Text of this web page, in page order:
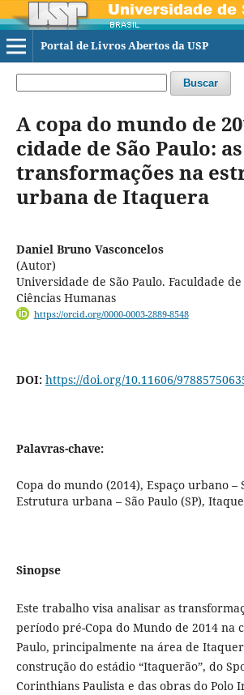
Portal de Livros Abertos da USP
Buscar
A copa do mundo de
cidade de São Paulo: as
transformações na
urbana de Itaquera
Daniel Bruno Vasconcelos
(Autor)
Universidade de São Paulo. Faculdade
Ciências Humanas
https://orcid.org/0000-0003-2889-8548
DOI: https://doi.org/10.11606/
Palavras-chave:
Copa do mundo (2014), Espaço urbano –
Estrutura urbana – São Paulo (SP),
Sinopse
Este trabalho visa analisar as
período pré-Copa do Mundo de 2014 na
Paulo, principalmente na área de
construção do estádio “Itaquerão”, do
Corinthians Paulista e das obras do Polo